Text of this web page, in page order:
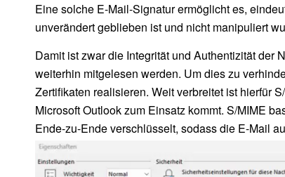
Eine solche E-Mail-Signatur ermöglicht es,
unverändert geblieben ist und nicht manipuliert
Damit ist zwar die Integrität und Authentizität der
weiterhin mitgelesen werden. Um dies zu
Zertifikaten realisieren. Weit verbreitet ist hierfür
Microsoft Outlook zum Einsatz kommt. S/MIME
Ende-zu-Ende verschlüsselt, sodass die E-Mail